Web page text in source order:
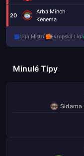
20
Arba Minch
Kenema
Liga Mistrů Evropská Liga
Minulé Tipy